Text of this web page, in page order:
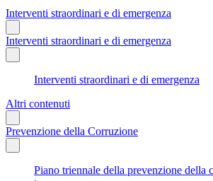
Interventi straordinari e di emergenza
Interventi straordinari e di emergenza
Interventi straordinari e di emergenza
Altri contenuti
Prevenzione della Corruzione
Piano triennale della prevenzione della